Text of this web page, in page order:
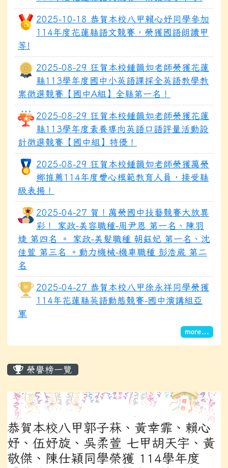
2025-10-18 恭賀本校八甲賴心妤同學參加
114年度花蓮縣語文競賽，榮獲國語朗讀甲
等!
2025-08-29 狂賀本校鍾韻如老師榮獲花蓮
縣113學年度國中小英語課採全英語教學教
案徵選競賽【國中A組】全縣第一名！
2025-08-29 狂賀本校鍾韻如老師榮獲花蓮
縣113學年度素養導向英語口語評量活動設
計徵選競賽【國中組】特優！
2025-08-29 狂賀本校鍾韻如老師榮獲萬榮
鄉推薦114年度愛心模範教育人員，接受縣
級表揚！
2025-04-27 賀！萬榮國中技藝競賽大放異
彩！ 家政-美容職種-周尹恩 第一名、陳羽
婕 第四名 。 家政-美髮職種 朝鈺妃 第一名、沈
佳萱 第三名 。動力機械-機車職種 彭浩崴 第二
名
2025-04-27 恭賀本校八甲徐永祥同學榮獲
114年花蓮縣英語動態競賽-國中演講組亞
軍
more...
榮譽榜一覽
恭賀本校八甲郭子菻、黃幸霏、賴心
妤、伍妤旋、吳柔萱 七甲胡天宇、黃
敬傑、陳仕穎同學榮獲 114學年度